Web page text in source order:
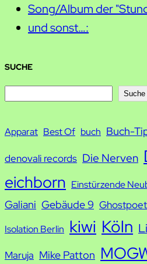
Song/Album der
und sonst…:
SUCHE
c
Suche
Apparat Best Of buch Buch-
denovali records Die Nerven
eichborn Einstürzende
Galiani Gebäude 9 Ghostpoet
Isolation Berlin kiwi Köln
Maruja Mike Patton